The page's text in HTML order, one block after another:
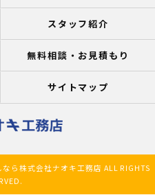
スタッフ紹介
無料相談・お見積もり
サイトマップ
ら株式会社ナオキ工務店 ALL RIGHTS